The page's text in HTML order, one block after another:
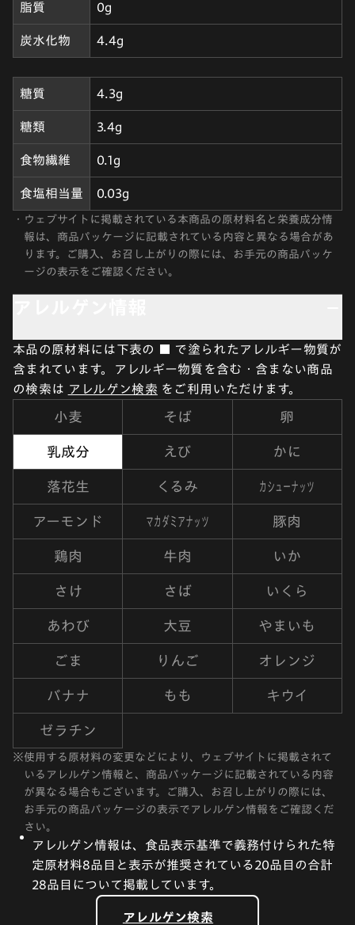
脂質 0g
炭水化物 4.4g
糖質 4.3g
糖類 3.4g
食物繊維 0.1g
食塩相当量 0.03g
・ ウェブサイトに掲載されている本商品の原材料名と栄養成分情
報は、商品パッケージに記載されている内容と異なる場合があ
ります。ご購入、お召し上がりの際には、お手元の商品パッケ
ージの表示をご確認ください。
本品の原材料には下表の ■ で塗られたアレルギー物質が
含まれています。アレルギー物質を含む・含まない商品
の検索は アレルゲン検索 をご利用いただけます。
小麦 そば 卵
乳成分 えび かに
落花生 くるみ カシューナッツ
アーモンド マカダミアナッツ 豚肉
鶏肉 牛肉 いか
さけ さば いくら
あわび 大豆 やまいも
ごま りんご オレンジ
バナナ もも キウイ
ゼラチン
※使用する原材料の変更などにより、ウェブサイトに掲載されて
いるアレルゲン情報と、商品パッケージに記載されている内容
が異なる場合もございます。ご購入、お召し上がりの際には、
お手元の商品パッケージの表示でアレルゲン情報をご確認くだ
さい。
アレルゲン情報は、食品表示基準で義務付けられた特
定原材料8品目と表示が推奨されている20品目の合計
28品目について掲載しています。
アレルゲン検索